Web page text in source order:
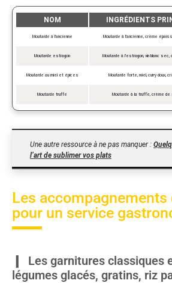
NOM INGRÉDIENTS
Moutarde à l’ancienne Moutarde à l’ancienne, crème
Moutarde estragon Moutarde à l’estragon, vin blanc sec,
Moutarde au miel et épices Moutarde forte, miel, curry doux,
Moutarde truffe Moutarde à la truffe, crème de
Une autre ressource à ne pas manquer :
l’art de sublimer vos plats
Les
pour un service
Les garnitures classiques
légumes glacés, gratins, riz